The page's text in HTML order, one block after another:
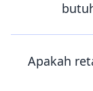
Apakah